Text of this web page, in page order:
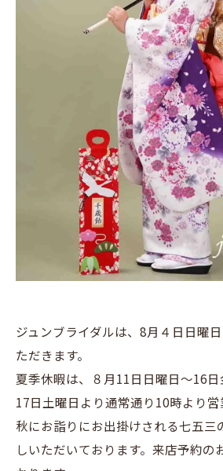
ジュンブライダルは、8月４日日曜
ただきます。
夏季休暇は、８月11日日曜日～16日
17日土曜日より通常通り10時より営
秋にお詣りにお出掛けされる七五三
しいただいております。来店予約の